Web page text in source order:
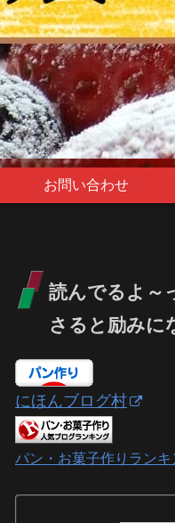
お問い合わせ
読んでるよ～
さると励みに
にほんブログ村
パン・お菓子作りランキ